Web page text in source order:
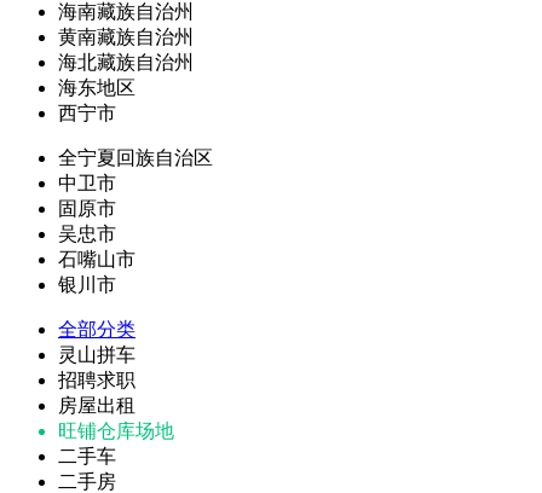
海南藏族自治州
黄南藏族自治州
海北藏族自治州
海东地区
西宁市
全宁夏回族自治区
中卫市
固原市
吴忠市
石嘴山市
银川市
全部分类
灵山拼车
招聘求职
房屋出租
旺铺仓库场地
二手车
二手房